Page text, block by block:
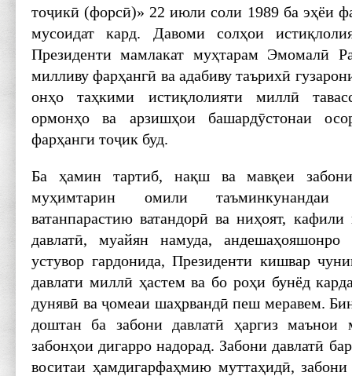
тоҷикӣ (форсӣ)» 22 июли соли 1989 ба эҳёи
мусоидат кард. Давоми солҳои
Президенти мамлакат муҳтарам Эмомалӣ
милливу фарҳангӣ ва адабиву таърихӣ
онҳо таҳкими истиқлолияти миллӣ
ормонҳо ва арзишҳои башардӯстонаи
фарҳанги тоҷик буд.
Ба ҳамин тартиб, нақш ва мавқеи
муҳимтарин омили
ватанпарастию ватандорӣ ва ниҳоят,
давлатӣ, муайян намуда,
устувор гардонида, Президенти кишвар
давлати миллӣ ҳастем ва бо роҳи бунёд
дунявӣ ва ҷомеаи шаҳрвандӣ пеш меравем.
доштан ба забони давлатӣ ҳаргиз маънои
забонҳои дигарро надорад. Забони давлатӣ
воситаи ҳамдигарфаҳмию муттаҳидӣ,